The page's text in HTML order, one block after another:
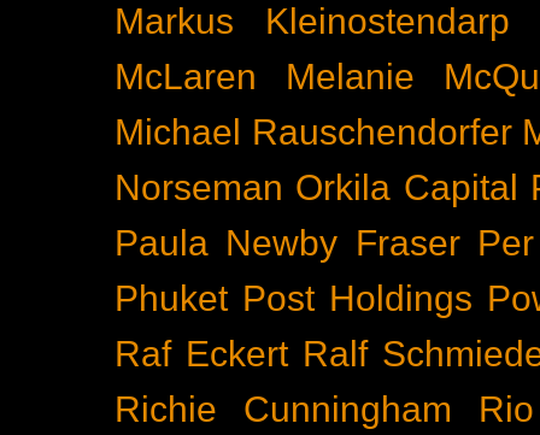
Markus Kleinostendarp
McLaren
Melanie
Michael Rauschendorfer
Norseman Orkila Capital
Paula Newby Fraser
Phuket Post Holdings
Raf Eckert Ralf
Richie Cunningham
Rio